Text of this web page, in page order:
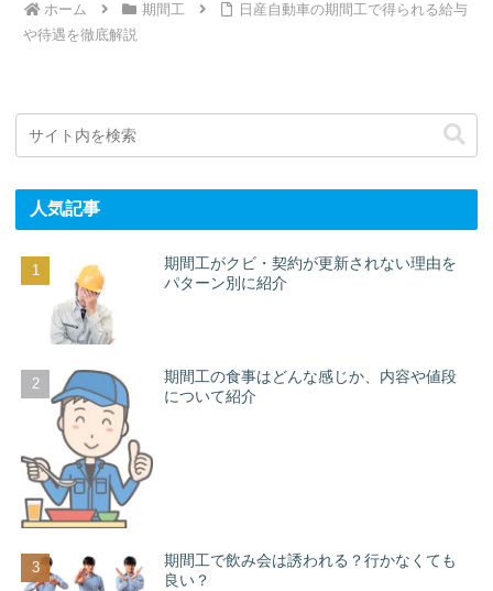
ホーム 期間工
日産自動車の期間工で得られる給与
や待遇を徹底解説
人気記事
期間工がクビ・契約が更新されない理由を
パターン別に紹介
期間工の食事はどんな感じか、内容や値段
について紹介
期間工で飲み会は誘われる？行かなくても
良い？